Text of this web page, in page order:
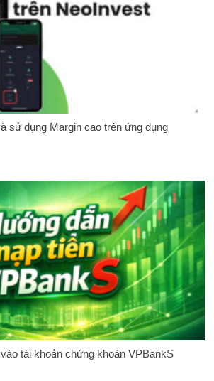
sử dụng Margin cao trên ứng dụng
tài khoản chứng khoán VPBankS